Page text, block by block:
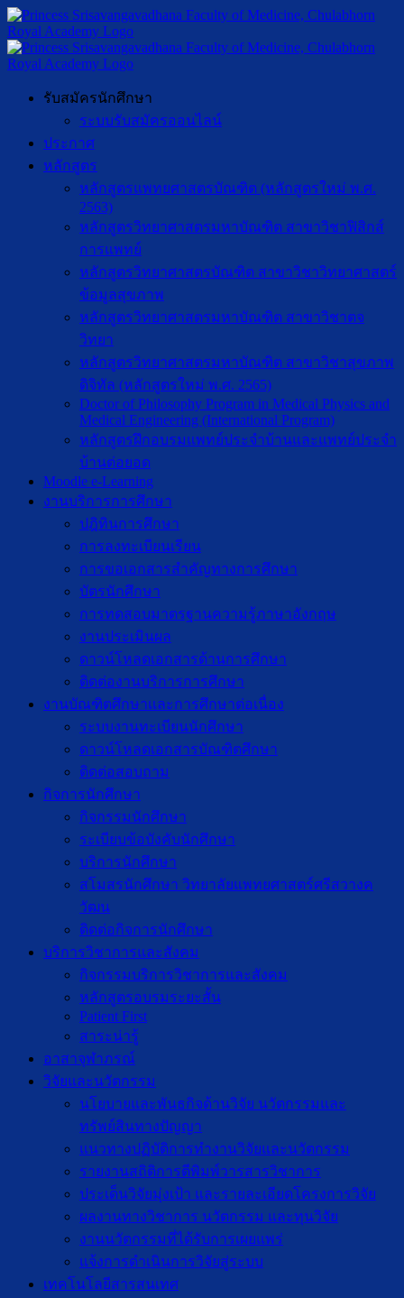
รับสมัครนักศึกษา
ระบบรับสมัครออนไลน์
ประกาศ
หลักสูตร
หลักสูตรแพทยศาสตรบัณฑิต (หลักสูตรใหม่ พ.ศ.
2563)
หลักสูตรวิทยาศาสตรมหาบัณฑิต สาขาวิชาฟิสิกส์
การแพทย์
หลักสูตรวิทยาศาสตรบัณฑิต สาขาวิชาวิทยาศาสตร์
ข้อมูลสุขภาพ
หลักสูตรวิทยาศาสตรมหาบัณฑิต สาขาวิชาตจ
วิทยา
หลักสูตรวิทยาศาสตรมหาบัณฑิต สาขาวิชาสุขภาพ
ดิจิทัล (หลักสูตรใหม่ พ.ศ. 2565)
Doctor of Philosophy Program in Medical Physics and
Medical Engineering (International Program)
หลักสูตรฝึกอบรมแพทย์ประจำบ้านและแพทย์ประจำ
บ้านต่อยอด
Moodle e-Learning
งานบริการการศึกษา
ปฎิทินการศึกษา
การลงทะเบียนเรียน
การขอเอกสารสำคัญทางการศึกษา
บัตรนักศึกษา
การทดสอบมาตรฐานความรู้ภาษาอังกฤษ
งานประเมินผล
ดาวน์โหลดเอกสารด้านการศึกษา
ติดต่องานบริการการศึกษา
งานบัณฑิตศึกษาเเละการศึกษาต่อเนื่อง
ระบบงานทะเบียนนักศึกษา
ดาวน์โหลดเอกสารบัณฑิตศึกษา
ติดต่อสอบถาม
กิจการนักศึกษา
กิจกรรมนักศึกษา
ระเบียบข้อบังคับนักศึกษา
บริการนักศึกษา
สโมสรนักศึกษา วิทยาลัยแพทยศาสตร์ศรีสวางค
วัฒน
ติดต่อกิจการนักศึกษา
บริการวิชาการและสังคม
กิจกรรมบริการวิชาการและสังคม
หลักสูตรอบรมระยะสั้น
Patient First
สาระน่ารู้
อาสาจุฬาภรณ์
วิจัยและนวัตกรรม
นโยบายและพันธกิจด้านวิจัย นวัตกรรมและ
ทรัพย์สินทางปัญญา
แนวทางปฏิบัติการทำงานวิจัยและนวัตกรรม
รายงานสถิติการตีพิมพ์วารสารวิชาการ
ประเด็นวิจัยมุ่งเป้า และรายละเอียดโครงการวิจัย
ผลงานทางวิชาการ นวัตกรรม และทุนวิจัย
งานนวัตกรรมที่ได้รับการเผยแพร่
แจ้งการดำเนินการวิจัยสู่ระบบ
เทคโนโลยีสารสนเทศ